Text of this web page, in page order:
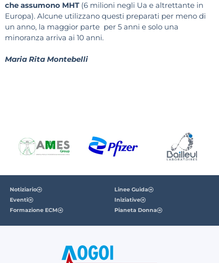
che assumono MHT (6 milioni negli Ua e altrettante in
Europa). Alcune utilizzano questi preparati per meno di
un anno, la maggior parte per 5 anni e solo una
minoranza arriva ai 10 anni.
Maria Rita Montebelli
Notiziario
Eventi
Formazione ECM
Linee Guida
Iniziative
Pianeta Donna